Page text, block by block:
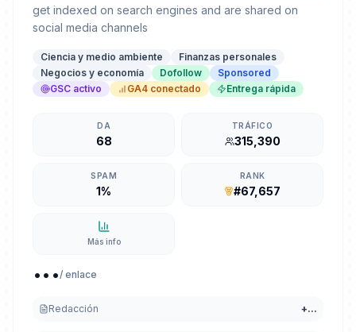
get indexed on search engines and are shared on
social media channels
Ciencia y medio ambiente
Finanzas personales
Negocios y economía
Dofollow
Sponsored
GSC activo
GA4 conectado Entrega rápida
DA
68
TRÁFICO
315,390
SPAM
1%
RANK
#67,657
Más info
.../ enlace
Redacción +...